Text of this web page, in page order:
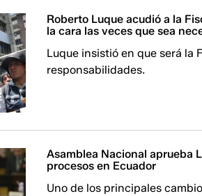
Roberto Luque acudió a la
la cara las veces que sea
Luque insistió en que será la
responsabilidades.
Asamblea Nacional aprueba
procesos en Ecuador
Uno de los principales